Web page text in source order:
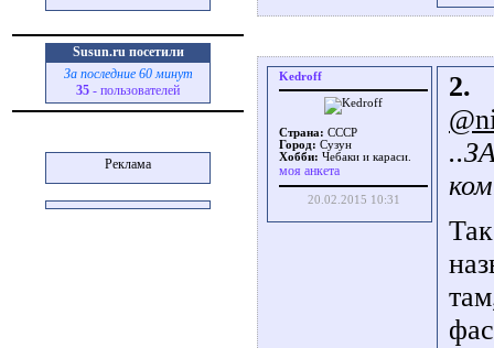
Susun.ru посетили
За последние 60 минут
35 - пользователей
Реклама
Kedroff
Страна: СССР
Город: Сузун
Хобби: Чебаки и караси.
моя анкета
20.02.2015 10:31
2.